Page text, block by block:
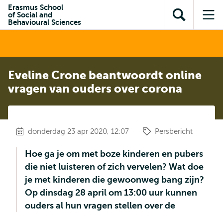
inhoud
Direct naar
subnavigatie
Erasmus School
of Social and
Behavioural Sciences
Toon
zoekveld
Eveline Crone beantwoordt online
vragen van ouders over corona
donderdag 23 apr 2020, 12:07 Persbericht
Hoe ga je om met boze kinderen en pubers
die niet luisteren of zich vervelen? Wat doe
je met kinderen die gewoonweg bang zijn?
Op dinsdag 28 april om 13:00 uur kunnen
ouders al hun vragen stellen over de